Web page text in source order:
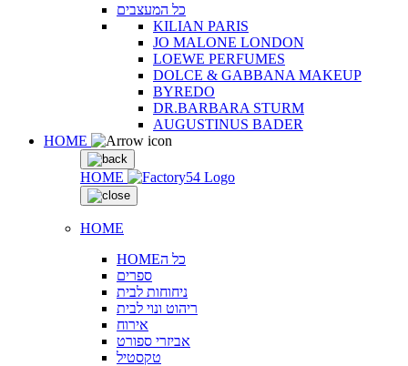
כל המעצבים
KILIAN PARIS
JO MALONE LONDON
LOEWE PERFUMES
DOLCE & GABBANA MAKEUP
BYREDO
DR.BARBARA STURM
AUGUSTINUS BADER
HOME
HOME
HOME
HOMEכל ה
ספרים
ניחוחות לבית
ריהוט ונוי לבית
אירוח
אביזרי ספורט
טקסטיל